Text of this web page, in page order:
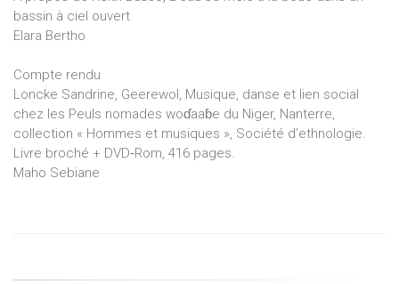
bassin à ciel ouvert
Elara Bertho
Compte rendu
Loncke Sandrine, Geerewol, Musique, danse et lien social
chez les Peuls nomades woɗaaɓe du Niger, Nanterre,
collection « Hommes et musiques », Société d’ethnologie.
Livre broché + DVD‑Rom, 416 pages.
Maho Sebiane